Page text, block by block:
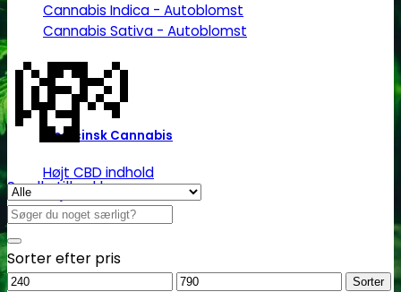
Cannabis Indica - Autoblomst
Cannabis Sativa - Autoblomst
Medicinsk Cannabis
Højt CBD indhold
Billige CBD frø
💸
Se alle tilbud her
Søg
efter:
Sorter efter pris
Mindstepris
Maks.
Sorter